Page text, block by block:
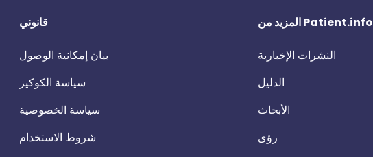
قانوني
بيان إمكانية الوصول
سياسة الكوكيز
سياسة الخصوصية
شروط الاستخدام
المزيد من Patient.info
النشرات الإخبارية
الدليل
الأبحاث
رؤى